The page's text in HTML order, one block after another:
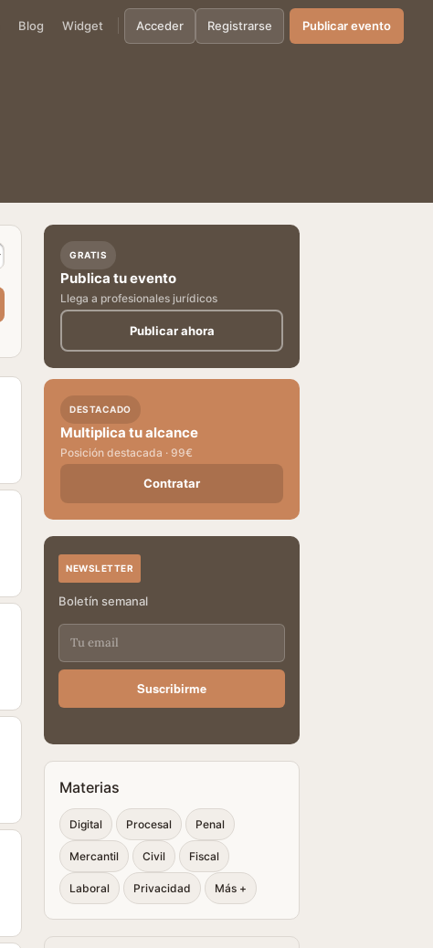
Blog Widget Acceder Registrarse Publicar evento
GRATIS
Publica tu evento
Llega a profesionales jurídicos
Publicar ahora
DESTACADO
Multiplica tu alcance
Posición destacada · 99€
Contratar
NEWSLETTER
Boletín semanal
Suscribirme
Materias
Digital Procesal Penal
Mercantil Civil Fiscal
Laboral Privacidad Más +